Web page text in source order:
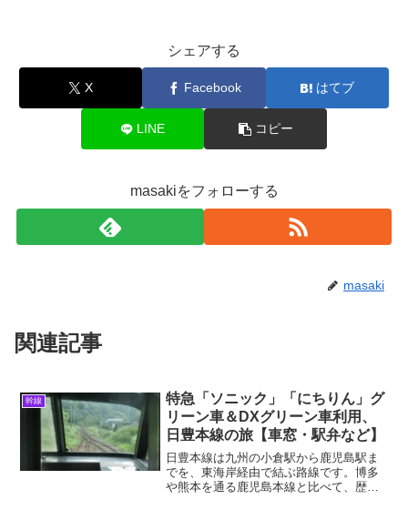
シェアする
X Facebook はてブ
LINE コピー
masakiをフォローする
masaki
関連記事
幹線
特急「ソニック」「にちりん」グ
リーン車＆DXグリーン車利用、
日豊本線の旅【車窓・駅弁など】
日豊本線は九州の小倉駅から鹿児島駅ま
でを、東海岸経由で結ぶ路線です。博多
や熊本を通る鹿児島本線と比べて、歴史